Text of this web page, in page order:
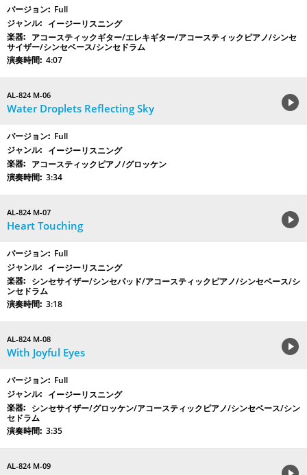
Full
イージーリスニング
アコースティックギター/エレキギター/アコースティックピアノ/シンセ
サイザー/シンセベース/シンセドラム
4:07
AL-824 M-06
Water Droplets Reflecting Sky
Full
イージーリスニング
アコースティックピアノ/グロッケン
3:34
AL-824 M-07
Heart Touching
Full
イージーリスニング
シンセサイザー/シンセパッド/アコースティックピアノ/シンセベース/シ
ンセドラム
3:18
AL-824 M-08
With Joyful Eyes
Full
イージーリスニング
シンセサイザー/グロッケン/アコースティックピアノ/シンセベース/シン
セドラム
3:35
AL-824 M-09